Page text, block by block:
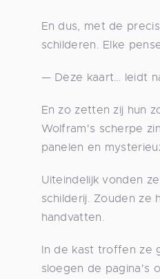
En dus, met de
schilderen. Elke
— Deze kaart… leidt
En zo zetten zij hun
Wolfram's scherpe
panelen en
Uiteindelijk vonden
schilderij. Zouden ze
handvatten.
In de kast troffen ze
sloegen de pagina's